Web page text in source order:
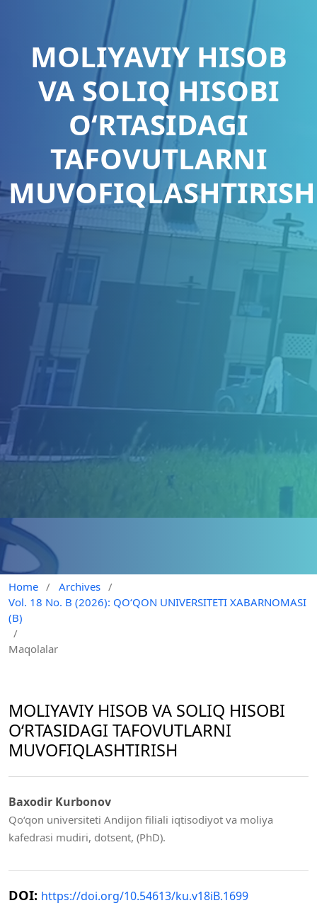
MOLIYAVIY HISOB
VA SOLIQ HISOBI
O‘RTASIDAGI
TAFOVUTLARNI
MUVOFIQLASHTIRISH
Home / Archives /
Vol. 18 No. B (2026): QO‘QON UNIVERSITETI XABARNOMASI
(B)
/
Maqolalar
MOLIYAVIY HISOB VA SOLIQ HISOBI
O‘RTASIDAGI TAFOVUTLARNI
MUVOFIQLASHTIRISH
Baxodir Kurbonov
Qo‘qon universiteti Andijon filiali iqtisodiyot va moliya
kafedrasi mudiri, dotsent, (PhD).
DOI: https://doi.org/10.54613/ku.v18iB.1699